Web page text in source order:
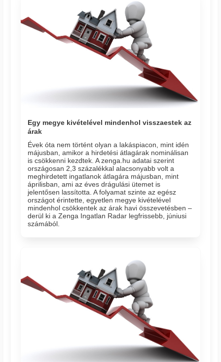
Egy megye kivételével mindenhol visszaestek az
árak
Évek óta nem történt olyan a lakáspiacon, mint idén
májusban, amikor a hirdetési átlagárak nominálisan
is csökkenni kezdtek. A zenga.hu adatai szerint
országosan 2,3 százalékkal alacsonyabb volt a
meghirdetett ingatlanok átlagára májusban, mint
áprilisban, ami az éves drágulási ütemet is
jelentősen lassította. A folyamat szinte az egész
országot érintette, egyetlen megye kivételével
mindenhol csökkentek az árak havi összevetésben –
derül ki a Zenga Ingatlan Radar legfrissebb, júniusi
számából.